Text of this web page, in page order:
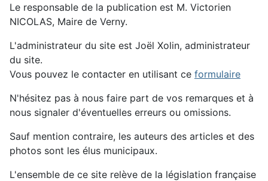
Le responsable de la publication est M. Victorien
NICOLAS, Maire de Verny.
L'administrateur du site est Joël Xolin, administrateur
du site.
Vous pouvez le contacter en utilisant ce formulaire
N'hésitez pas à nous faire part de vos remarques et à
nous signaler d'éventuelles erreurs ou omissions.
Sauf mention contraire, les auteurs des articles et des
photos sont les élus municipaux.
L'ensemble de ce site relève de la législation française